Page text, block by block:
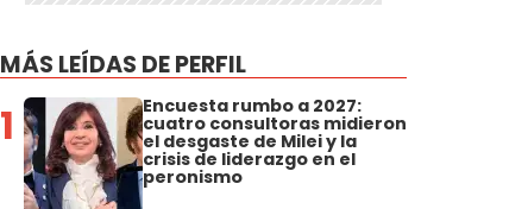
MÁS LEÍDAS DE PERFIL
1 Encuesta rumbo a 2027:
cuatro consultoras midieron
el desgaste de Milei y la
crisis de liderazgo en el
peronismo